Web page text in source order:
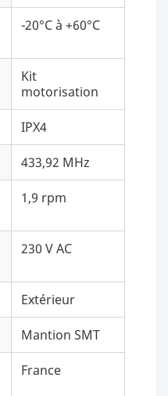
-20°C à +60°C
Kit
motorisation
IPX4
433,92 MHz
1,9 rpm
230 V AC
Extérieur
Mantion SMT
France